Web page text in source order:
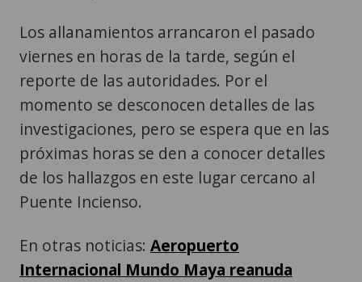
Los allanamientos arrancaron el pasado
viernes en horas de la tarde, según el
reporte de las autoridades. Por el
momento se desconocen detalles de las
investigaciones, pero se espera que en las
próximas horas se den a conocer detalles
de los hallazgos en este lugar cercano al
Puente Incienso.
En otras noticias: Aeropuerto
Internacional Mundo Maya reanuda